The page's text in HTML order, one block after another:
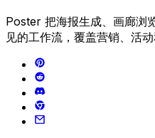
Poster 把海报生成、画廊浏
见的工作流，覆盖营销、活动